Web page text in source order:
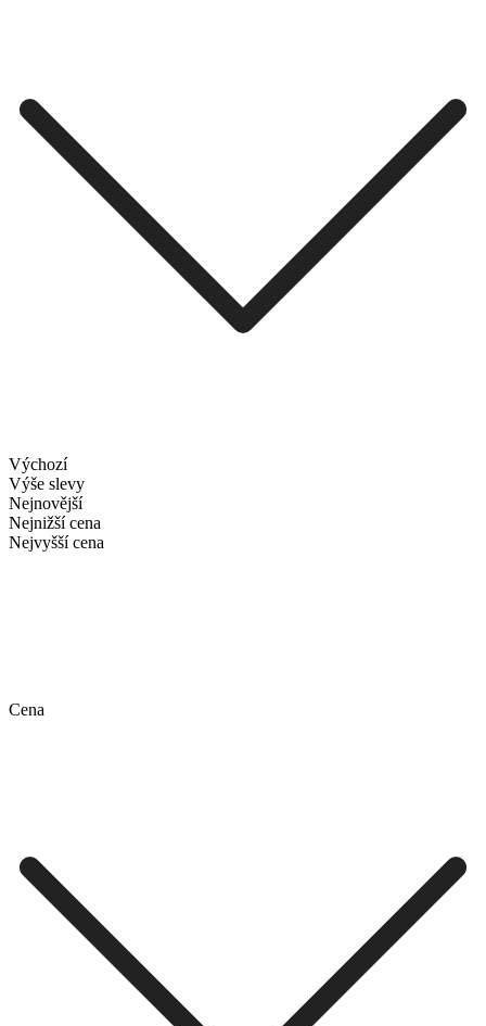
Výchozí
Výše slevy
Nejnovější
Nejnižší cena
Nejvyšší cena
Cena